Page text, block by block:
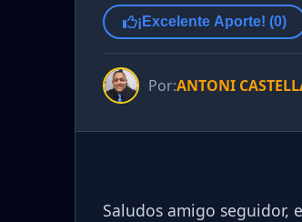
¡Excelente Aporte! (0)
Por:ANTONI
Saludos amigo seguidor,